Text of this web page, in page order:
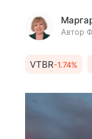
Автор
VTBR-1.74%